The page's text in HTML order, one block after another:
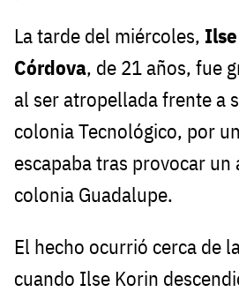
La tarde del miércoles,
Córdova, de 21 años, fue
al ser atropellada frente a
colonia Tecnológico, por
escapaba tras provocar un
colonia Guadalupe.
El hecho ocurrió cerca de
cuando Ilse Korin